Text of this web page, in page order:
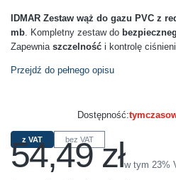
IDMAR Zestaw wąż do gazu PVC z
mb. Kompletny zestaw do
Zapewnia szczelność i kontrolę
Przejdź do pełnego opisu
Dostępność:
z VAT bez VAT
Cena
54,49 złw tym 23%
w tym 23%